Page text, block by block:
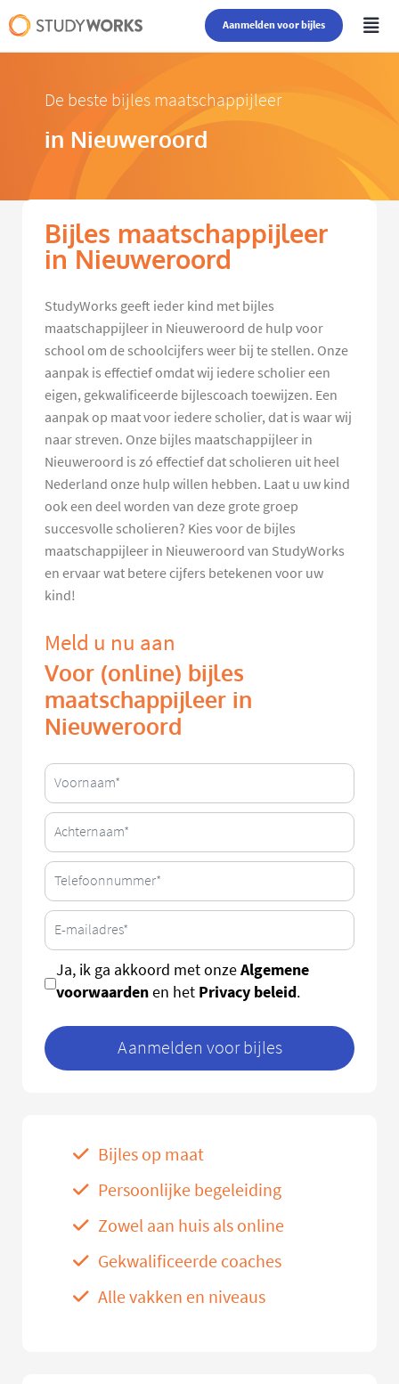
Aanmelden voor bijles
De beste bijles maatschappijleer
in Nieuweroord
Bijles maatschappijleer
in Nieuweroord
StudyWorks geeft ieder kind met bijles
maatschappijleer in Nieuweroord de hulp voor
school om de schoolcijfers weer bij te stellen. Onze
aanpak is effectief omdat wij iedere scholier een
eigen, gekwalificeerde bijlescoach toewijzen. Een
aanpak op maat voor iedere scholier, dat is waar wij
naar streven. Onze bijles maatschappijleer in
Nieuweroord is zó effectief dat scholieren uit heel
Nederland onze hulp willen hebben. Laat u uw kind
ook een deel worden van deze grote groep
succesvolle scholieren? Kies voor de bijles
maatschappijleer in Nieuweroord van StudyWorks
en ervaar wat betere cijfers betekenen voor uw
kind!
Meld u nu aan
Voor (online) bijles
maatschappijleer in
Nieuweroord
Ja, ik ga akkoord met onzeAlgemene
voorwaardenen het Privacy beleid.
Aanmelden voor bijles
Bijles op maat
Persoonlijke begeleiding
Zowel aan huis als online
Gekwalificeerde coaches
Alle vakken en niveaus